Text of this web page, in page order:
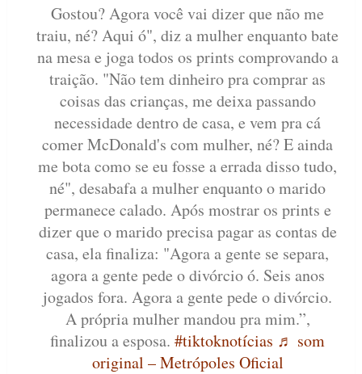
Gostou? Agora você vai dizer que não me
traiu, né? Aqui ó", diz a mulher enquanto bate
na mesa e joga todos os prints comprovando a
traição. "Não tem dinheiro pra comprar as
coisas das crianças, me deixa passando
necessidade dentro de casa, e vem pra cá
comer McDonald's com mulher, né? E ainda
me bota como se eu fosse a errada disso tudo,
né", desabafa a mulher enquanto o marido
permanece calado. Após mostrar os prints e
dizer que o marido precisa pagar as contas de
casa, ela finaliza: "Agora a gente se separa,
agora a gente pede o divórcio ó. Seis anos
jogados fora. Agora a gente pede o divórcio.
A própria mulher mandou pra mim.”,
finalizou a esposa.#tiktoknotícias ♬ som
original – Metrópoles Oficial